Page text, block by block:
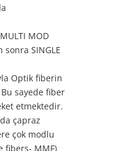
MOD
sonra SINGLE
Optik fiberin
sayede fiber
etmektedir.
çapraz
çok modlu
fibers- MMF)